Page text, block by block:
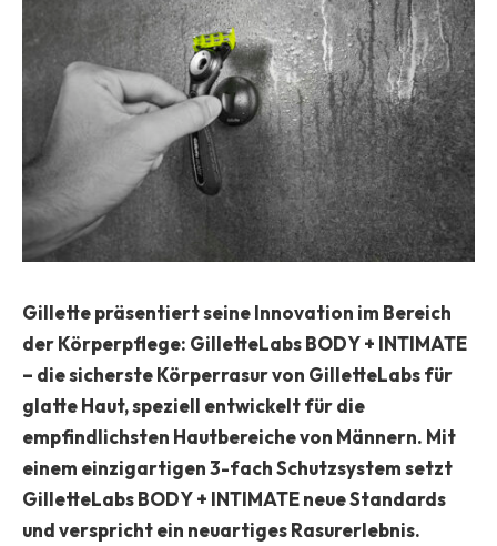
Gillette präsentiert seine Innovation im Bereich
der Körperpflege: GilletteLabs BODY + INTIMATE
– die sicherste Körperrasur von GilletteLabs für
glatte Haut, speziell entwickelt für die
empfindlichsten Hautbereiche von Männern. Mit
einem einzigartigen 3-fach Schutzsystem setzt
GilletteLabs BODY + INTIMATE neue Standards
und verspricht ein neuartiges Rasurerlebnis.